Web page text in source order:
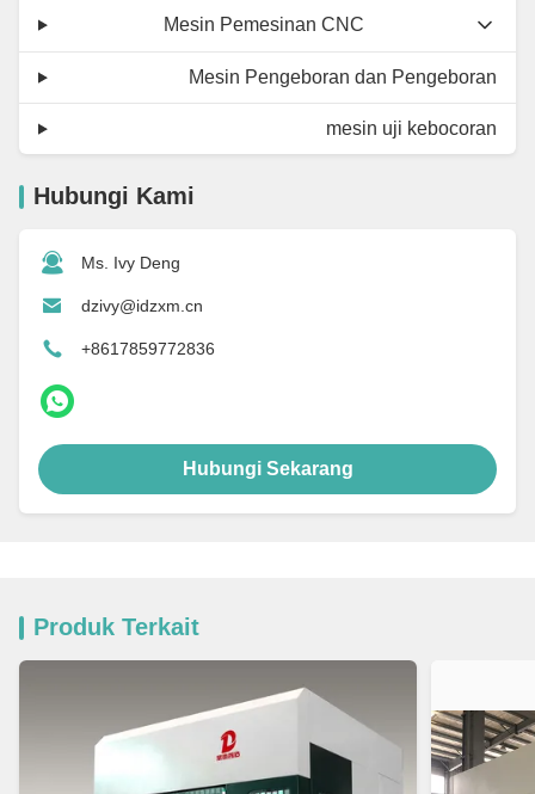
Mesin Pemesinan CNC
Mesin Pengeboran dan Pengeboran
mesin uji kebocoran
Hubungi Kami
Ms. Ivy Deng
dzivy@idzxm.cn
+8617859772836
Hubungi Sekarang
Produk Terkait